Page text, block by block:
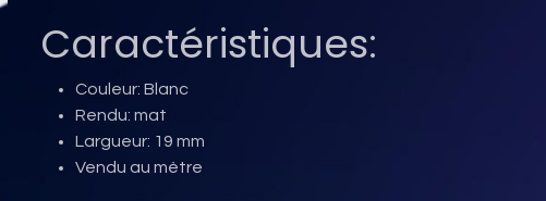
Caractéristiques:
Couleur: Blanc
Rendu: mat
Largueur: 19 mm
Vendu au mètre